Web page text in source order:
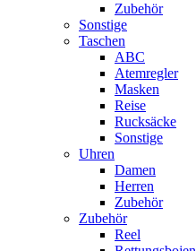
Zubehör
Sonstige
Taschen
ABC
Atemregler
Masken
Reise
Rucksäcke
Sonstige
Uhren
Damen
Herren
Zubehör
Zubehör
Reel